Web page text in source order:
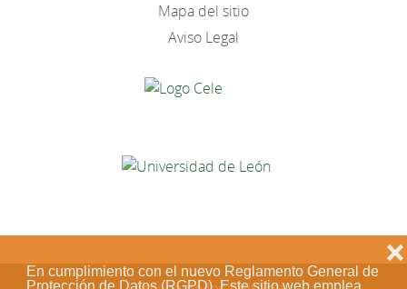
En cumplimiento con el nuevo Reglamento General de
Protección de Datos (RGPD). Este sitio web emplea
❌
Mapa del sitio
Aviso Legal